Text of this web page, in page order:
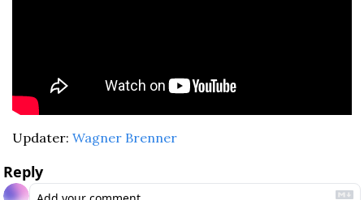
Updater: Wagner Brenner
Reply